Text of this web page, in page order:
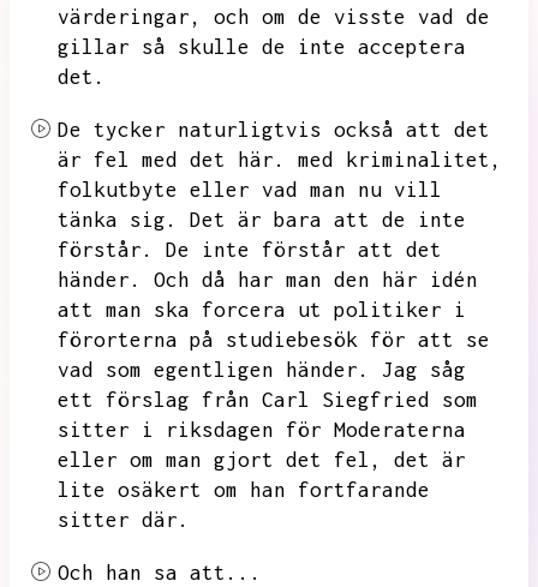
värderingar,
och om de visste vad de
gillar så skulle de inte acceptera
det.
De tycker naturligtvis också att det
är fel med det här.
med kriminalitet,
folkutbyte eller vad man nu vill
tänka sig.
Det är bara att de inte
förstår.
De inte förstår att det
händer.
Och då har man den här idén
att man ska forcera ut politiker i
förorterna på studiebesök för att se
vad som egentligen händer.
Jag såg
ett förslag från Carl Siegfried som
sitter i riksdagen för Moderaterna
eller om man gjort det fel,
det är
lite osäkert om han fortfarande
sitter där.
Och han sa att...